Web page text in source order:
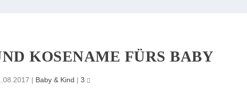
KOSENAME FÜRS BABY
| Baby & Kind |3